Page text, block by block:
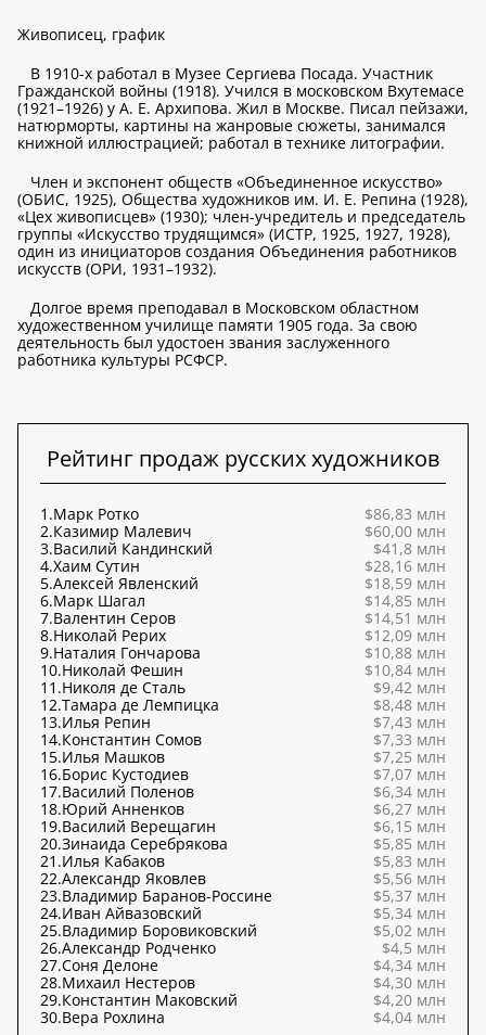
Живописец, график
В 1910-х работал в Музее Сергиева Посада. Участник
Гражданской войны (1918). Учился в московском Вхутемасе
(1921–1926) у А. Е. Архипова. Жил в Москве. Писал пейзажи,
натюрморты, картины на жанровые сюжеты, занимался
книжной иллюстрацией; работал в технике литографии.
Член и экспонент обществ «Объединенное искусство»
(ОБИС, 1925), Общества художников им. И. Е. Репина (1928),
«Цех живописцев» (1930); член-учредитель и председатель
группы «Искусство трудящимся» (ИСТР, 1925, 1927, 1928),
один из инициаторов создания Объединения работников
искусств (ОРИ, 1931–1932).
Долгое время преподавал в Московском областном
художественном училище памяти 1905 года. За свою
деятельность был удостоен звания заслуженного
работника культуры РСФСР.
Рейтинг продаж русских художников
1.Марк Ротко
$86,83 млн
2.Казимир Малевич
$60,00 млн
3.Василий Кандинский
$41,8 млн
4.Хаим Сутин
$28,16 млн
5.Алексей Явленский
$18,59 млн
6.Марк Шагал
$14,85 млн
7.Валентин Серов
$14,51 млн
8.Николай Рерих
$12,09 млн
9.Наталия Гончарова
$10,88 млн
10.Николай Фешин
$10,84 млн
11.Николя де Сталь
$9,42 млн
12.Тамара де Лемпицка
$8,48 млн
13.Илья Репин
$7,43 млн
14.Константин Сомов
$7,33 млн
15.Илья Машков
$7,25 млн
16.Борис Кустодиев
$7,07 млн
17.Василий Поленов
$6,34 млн
18.Юрий Анненков
$6,27 млн
19.Василий Верещагин
$6,15 млн
20.Зинаида Серебрякова
$5,85 млн
21.Илья Кабаков
$5,83 млн
22.Александр Яковлев
$5,56 млн
23.Владимир Баранов-Россине
$5,37 млн
24.Иван Айвазовский
$5,34 млн
25.Владимир Боровиковский
$5,02 млн
26.Александр Родченко
$4,5 млн
27.Соня Делоне
$4,34 млн
28.Михаил Нестеров
$4,30 млн
29.Константин Маковский
$4,20 млн
30.Вера Рохлина $4,04 млн